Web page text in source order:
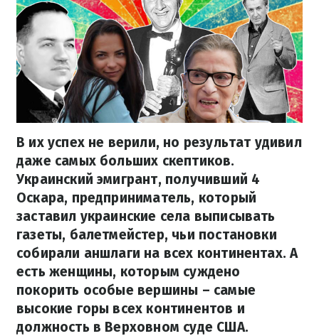
В их успех не верили, но результат удивил
даже самых больших скептиков.
Украинский эмигрант, получивший 4
Оскара, предприниматель, который
заставил украинские села выписывать
газеты, балетмейстер, чьи постановки
собирали аншлаги на всех континентах. А
есть женщины, которым суждено
покорить особые вершины – самые
высокие горы всех континентов и
должность в Верховном суде США.